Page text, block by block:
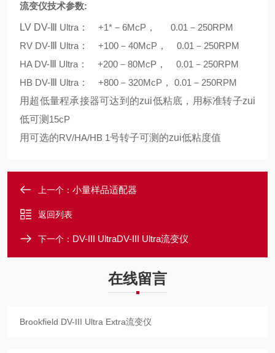
流变仪技术参数:
LV DV- Ultra ： +1* － 6McP ， 0.01 － 250RPM
RV DV-
Ultra ： +100 － 40McP ， 0.01 － 250RPM
HA DV-
Ultra ： +200 － 80McP ， 0.01 － 250RPM
HB DV-
Ultra ： +800 － 320McP ， 0.01 － 250RPM
用超低量程承接器可达到的zui低粘底，用标准转子zui
低可测 15cP
用可选的RV/HA/HB 1号转子可测的zui低粘度值
上一个： 小量样品适配器
返回列表
下一个： DV-III UltraDV-III Ultra流变仪
在线留言